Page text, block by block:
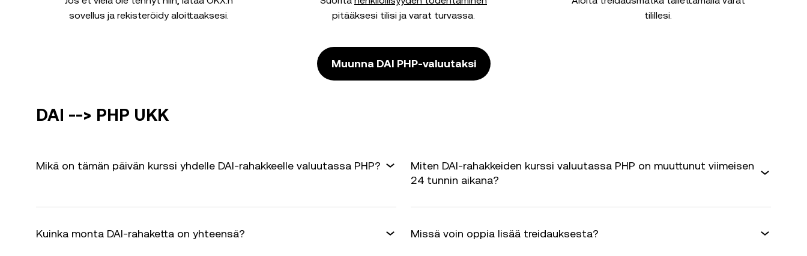
sovellus ja rekisteröidy aloittaaksesi.
pitääksesi tilisi ja varat turvassa.
tilillesi.
Muunna DAI PHP-valuutaksi
DAI --> PHP UKK
Mikä on tämän päivän kurssi yhdelle DAI-rahakkeelle valuutassa PHP?
Miten DAI-rahakkeiden kurssi valuutassa PHP on muuttunut viimeisen
24 tunnin aikana?
Kuinka monta DAI-rahaketta on yhteensä? Missä voin oppia lisää treidauksesta?